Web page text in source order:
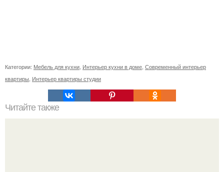
Категории: Мебель для кухни Интерьер кухни в доме Современный интерьер
квартиры Интерьер квартиры студии
Читайте также